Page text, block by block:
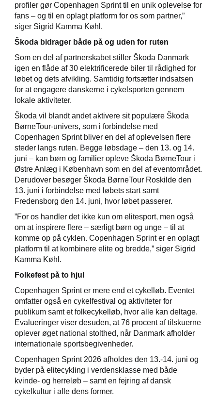
profiler gør Copenhagen Sprint til en unik oplevelse for
fans – og til en oplagt platform for os som partner,”
siger Sigrid Kamma Køhl.
Škoda bidrager både på og uden for ruten
Som en del af partnerskabet stiller Škoda Danmark
igen en flåde af 30 elektrificerede biler til rådighed for
løbet og dets afvikling. Samtidig fortsætter indsatsen
for at engagere danskerne i cykelsporten gennem
lokale aktiviteter.
Škoda vil blandt andet aktivere sit populære Škoda
BørneTour-univers, som i forbindelse med
Copenhagen Sprint bliver en del af oplevelsen flere
steder langs ruten. Begge løbsdage – den 13. og 14.
juni – kan børn og familier opleve Škoda BørneTour i
Østre Anlæg i København som en del af eventområdet.
Derudover besøger Škoda BørneTour Roskilde den
13. juni i forbindelse med løbets start samt
Fredensborg den 14. juni, hvor løbet passerer.
”For os handler det ikke kun om elitesport, men også
om at inspirere flere – særligt børn og unge – til at
komme op på cyklen. Copenhagen Sprint er en oplagt
platform til at kombinere elite og bredde,” siger Sigrid
Kamma Køhl.
Folkefest på to hjul
Copenhagen Sprint er mere end et cykelløb. Eventet
omfatter også en cykelfestival og aktiviteter for
publikum samt et folkecykelløb, hvor alle kan deltage.
Evalueringer viser desuden, at 76 procent af tilskuerne
oplever øget national stolthed, når Danmark afholder
internationale sportsbegivenheder.
Copenhagen Sprint 2026 afholdes den 13.-14. juni og
byder på elitecykling i verdensklasse med både
kvinde- og herreløb – samt en fejring af dansk
cykelkultur i alle dens former.